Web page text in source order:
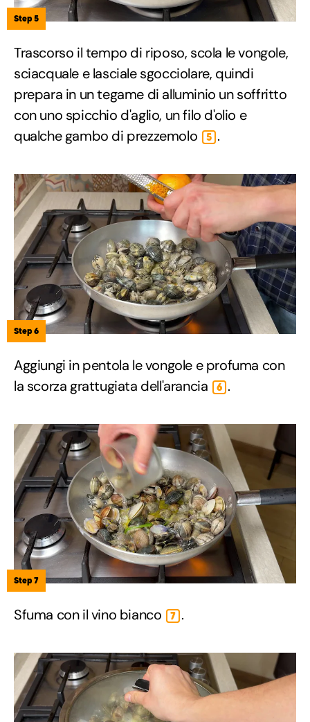
Step 5
Trascorso il tempo di riposo, scola le vongole,
sciacquale e lasciale sgocciolare, quindi
prepara in un tegame di alluminio un soffritto
con uno spicchio d'aglio, un filo d'olio e
qualche gambo di prezzemolo
5 .
Step 6
Aggiungi in pentola le vongole e profuma con
la scorza grattugiata dell'arancia
6 .
Step 7
Sfuma con il vino bianco 7 .